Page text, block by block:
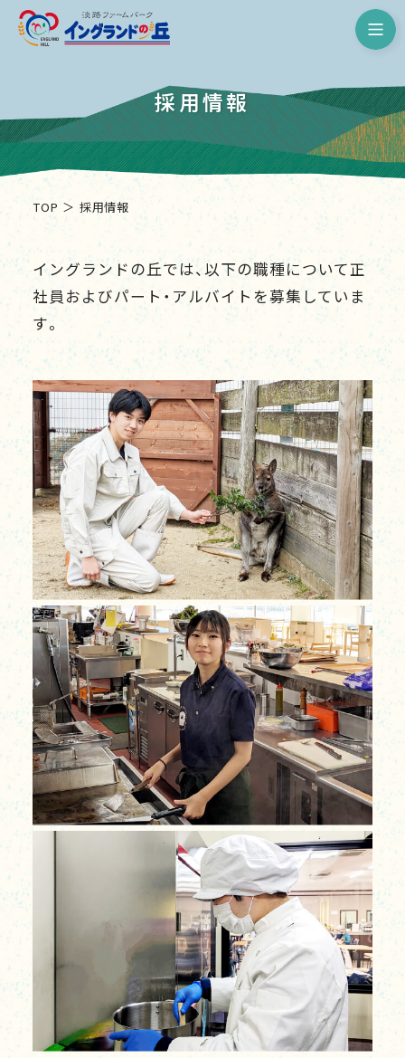
淡路ファームパーク イングラン
採用情報
TOP 採用情報
イングランドの丘では、以下の職種について正
社員およびパート・アルバイトを募集していま
す。